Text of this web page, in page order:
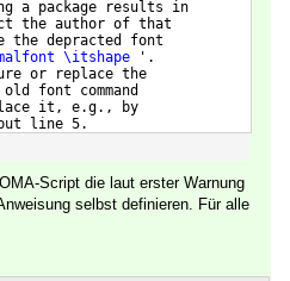
a package results in
the author of that
the depracted font
\itshape '.
or replace the
font command
it, e.g., by
line 5.
Script die laut erster Warnung
selbst definieren. Für alle